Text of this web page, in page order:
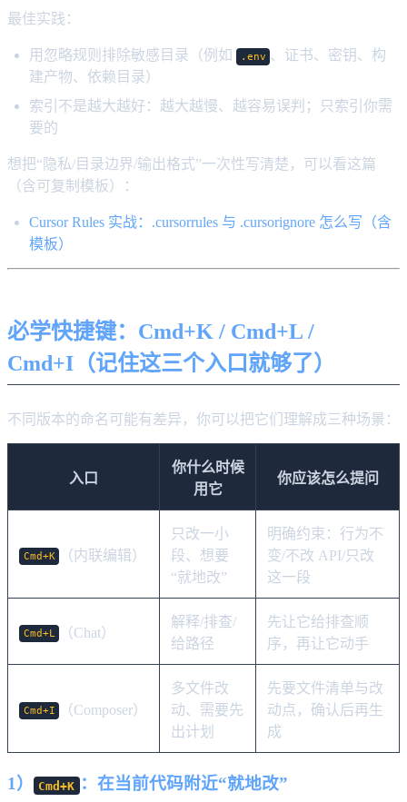
最佳实践：
用忽略规则排除敏感目录（例如 .env 、证书、密钥、构
建产物、依赖目录）
索引不是越大越好：越大越慢、越容易误判；只索引你需
要的
想把“隐私/目录边界/输出格式”一次性写清楚，可以看这篇
（含可复制模板）：
Cursor Rules 实战：.cursorrules 与 .cursorignore 怎么写（含
模板）
必学快捷键：Cmd+K / Cmd+L /
Cmd+I（记住这三个入口就够了）
不同版本的命名可能有差异，你可以把它们理解成三种场景：
入口
你什么时候
用它
你应该怎么提问
Cmd+K （内联编辑）
只改一小
段、想要
“就地改”
明确约束：行为不
变/不改 API/只改
这一段
Cmd+L （Chat）
解释/排查/
给路径
先让它给排查顺
序，再让它动手
Cmd+I （Composer）
多文件改
动、需要先
出计划
先要文件清单与改
动点，确认后再生
成
1） Cmd+K ：在当前代码附近“就地改”